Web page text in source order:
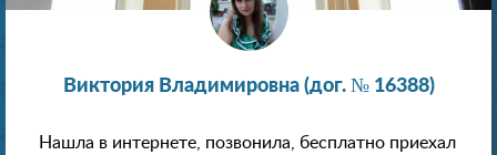
Виктория Владимировна (дог. № 16388)
Нашла в интернете, позвонила, бесплатно приехал